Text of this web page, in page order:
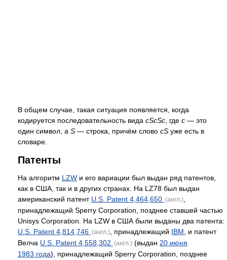
В общем случае, такая ситуация появляется, когда
кодируется последовательность вида cScSc, где c — это
один символ, а S — строка, причём слово cS уже есть в
словаре.
Патенты
На алгоритм LZW и его вариации был выдан ряд патентов,
как в США, так и в других странах. На LZ78 был выдан
американский патент U.S. Patent 4,464,650 (англ.),
принадлежащий Sperry Corporation, позднее ставшей частью
Unisys Corporation. На LZW в США были выданы два патента:
U.S. Patent 4,814,746 (англ.), принадлежащий IBM, и патент
Велча U.S. Patent 4,558,302 (англ.) (выдан20 июня
1983 года), принадлежащий Sperry Corporation, позднее